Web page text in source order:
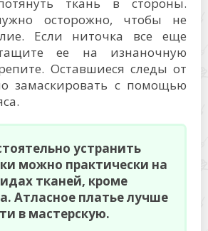
осторожно, чтобы не
Если ниточка все еще
ее на изнаночную
Оставшиеся следы от
замаскировать с помощью
устранить
можно практически на
тканей, кроме
Атласное платье лучше
в мастерскую.